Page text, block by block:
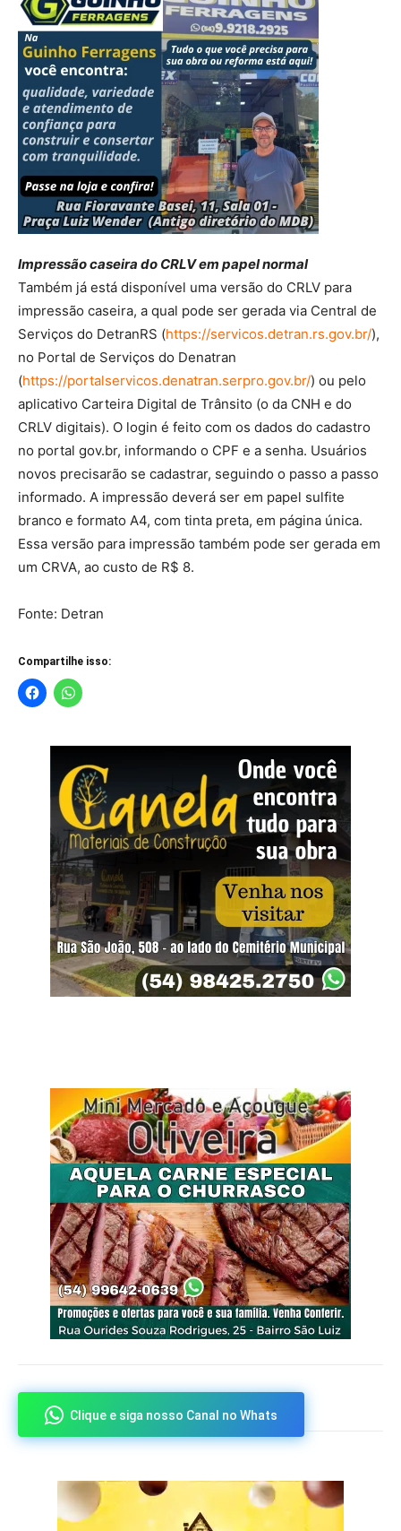
Impressão caseira do CRLV em papel normal
Também já está disponível uma versão do CRLV para
impressão caseira, a qual pode ser gerada via Central de
Serviços do DetranRS (https://servicos.detran.rs.gov.br/),
no Portal de Serviços do Denatran
(https://portalservicos.denatran.serpro.gov.br/) ou pelo
aplicativo Carteira Digital de Trânsito (o da CNH e do
CRLV digitais). O login é feito com os dados do cadastro
no portal gov.br, informando o CPF e a senha. Usuários
novos precisarão se cadastrar, seguindo o passo a passo
informado. A impressão deverá ser em papel sulfite
branco e formato A4, com tinta preta, em página única.
Essa versão para impressão também pode ser gerada em
um CRVA, ao custo de R$ 8.
Fonte: Detran
Compartilhe isso:
Clique e siga nosso Canal no Whats